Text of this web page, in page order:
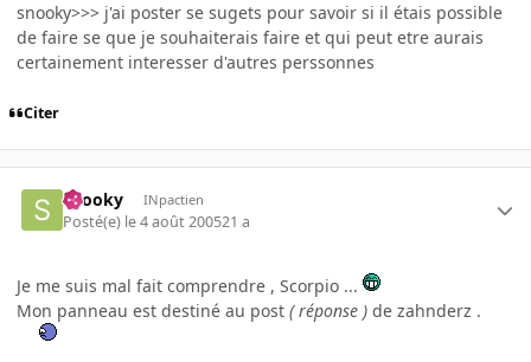
snooky>>> j'ai poster se sugets pour savoir si il étais possible
de faire se que je souhaiterais faire et qui peut etre aurais
certainement interesser d'autres perssonnes
Citer
snooky INpactien
Posté(e) le 4 août 200521 a
Je me suis mal fait comprendre , Scorpio ...
Mon panneau est destiné au post ( réponse ) de zahnderz .